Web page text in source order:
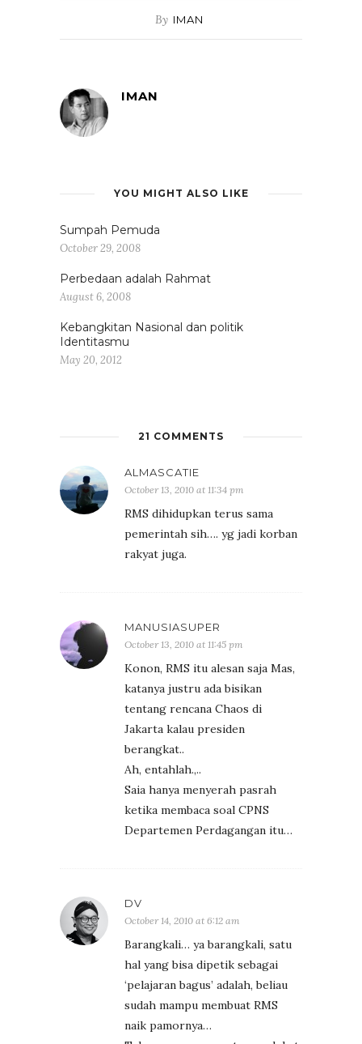
By IMAN
IMAN
YOU MIGHT ALSO LIKE
Sumpah Pemuda
October 29, 2008
Perbedaan adalah Rahmat
August 6, 2008
Kebangkitan Nasional dan politik
Identitasmu
May 20, 2012
21 COMMENTS
ALMASCATIE
October 13, 2010 at 11:34 pm
RMS dihidupkan terus sama
pemerintah sih…. yg jadi korban
rakyat juga.
MANUSIASUPER
October 13, 2010 at 11:45 pm
Konon, RMS itu alesan saja Mas,
katanya justru ada bisikan
tentang rencana Chaos di
Jakarta kalau presiden
berangkat..
Ah, entahlah.,..
Saia hanya menyerah pasrah
ketika membaca soal CPNS
Departemen Perdagangan itu…
DV
October 14, 2010 at 6:12 am
Barangkali… ya barangkali, satu
hal yang bisa dipetik sebagai
‘pelajaran bagus’ adalah, beliau
sudah mampu membuat RMS
naik pamornya…